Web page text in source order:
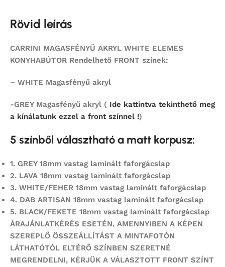
Rövid leírás
CARRINI MAGASFÉNYŰ AKRYL WHITE ELEMES
KONYHABÚTOR Rendelhető FRONT színek:
– WHITE Magasfényű akryl
-GREY Magasfényű akryl ( Ide kattintva tekinthető meg
a kínálatunk ezzel a front színnel !)
5 színből választható a matt korpusz:
1. GREY 18mm vastag laminált faforgácslap
2. LAVA 18mm vastag laminált faforgácslap
3. WHITE/FEHER 18mm vastag laminált faforgácslap
4. DAB ARTISAN 18mm vastag laminált faforgácslap
5. BLACK/FEKETE 18mm vastag laminált faforgácslap
ÁRAJÁNLATKÉRÉS ESETÉN, AMENNYIBEN A KÉPEN
SZEREPLŐ ÖSSZEÁLLÍTÁST A MINTAFOTÓN
LÁTHATÓTÓL ELTÉRŐ SZÍNBEN SZERETNÉ
MEGRENDELNI, KÉRJÜK A VÁLASZTOTT FRONT SZÍNT